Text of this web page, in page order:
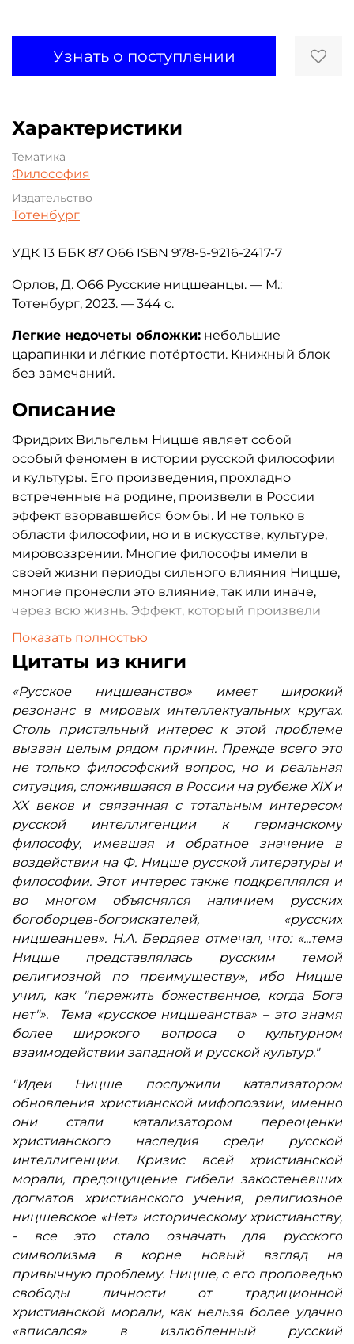
Узнать о поступлении
Характеристики
Тематика
Философия
Издательство
Тотенбург
УДК 13 ББК 87 О66 ISBN 978-5-9216-2417-7
Орлов, Д. О66 Русские ницшеанцы. — М.:
Тотенбург, 2023. — 344 с.
Легкие недочеты обложки: небольшие
царапинки и лёгкие потёртости. Книжный блок
без замечаний.
Описание
Фридрих Вильгельм Ницше являет собой
особый феномен в истории русской философии
и культуры. Его произведения, прохладно
встреченные на родине, произвели в России
эффект взорвавшейся бомбы. И не только в
области философии, но и в искусстве, культуре,
мировоззрении. Многие философы имели в
своей жизни периоды сильного влияния Ницше,
многие пронесли это влияние, так или иначе,
через всю жизнь. Эффект, который произвели
идеи Ницше в литературе, поэзии и искусстве,
Провозглашение сверхчеловека было услышано
в России и мгновенно использовано в стихах и
прозе. «Русское ницшеанство», имея широкий
резонанс в мировых интеллектуальных кругах,
несет знамя широкого вопроса о культурном
взаимодействии западной и русской культур.
Бунтарский характер философии Фридриха
Ницше, провозгласившего «переоценку
ценностей», не мог не затронуть самые глубокие
струны «русской души».
Появление этого феномена в России — тема
данной книги.
Показать полностью
Цитаты из книги
«Русское ницшеанство» имеет широкий
резонанс в мировых интеллектуальных кругах.
Столь пристальный интерес к этой проблеме
вызван целым рядом причин. Прежде всего это
не только философский вопрос, но и реальная
ситуация, сложившаяся в России на рубеже XIX и
XX веков и связанная с тотальным интересом
русской интеллигенции к германскому
философу, имевшая и обратное значение в
воздействии на Ф. Ницше русской литературы и
философии. Этот интерес также подкреплялся и
во многом объяснялся наличием русских
богоборцев-богоискателей, «русских
ницшеанцев». Н.А. Бердяев отмечал, что: «...тема
Ницше представлялась русским темой
религиозной по преимуществу», ибо Ницше
учил, как "пережить божественное, когда Бога
нет"».
Тема «русское ницшеанства» – это знамя
более широкого вопроса о культурном
взаимодействии западной и русской культур."
"Идеи Ницше послужили катализатором
обновления христианской мифопоэзии, именно
они стали катализатором переоценки
христианского наследия среди русской
интеллигенции. Кризис всей христианской
морали, предощущение гибели закостеневших
догматов христианского учения, религиозное
ницшевское «Нет» историческому христианству,
- все это стало означать для русского
символизма в корне новый взгляд на
привычную проблему. Ницше, с его проповедью
свободы личности от традиционной
христианской морали, как нельзя более удачно
«вписался» в излюбленный русский